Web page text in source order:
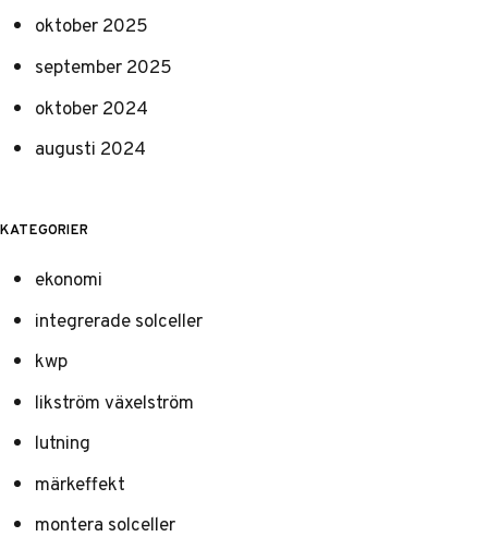
oktober 2025
september 2025
oktober 2024
augusti 2024
KATEGORIER
ekonomi
integrerade solceller
kwp
likström växelström
lutning
märkeffekt
montera solceller